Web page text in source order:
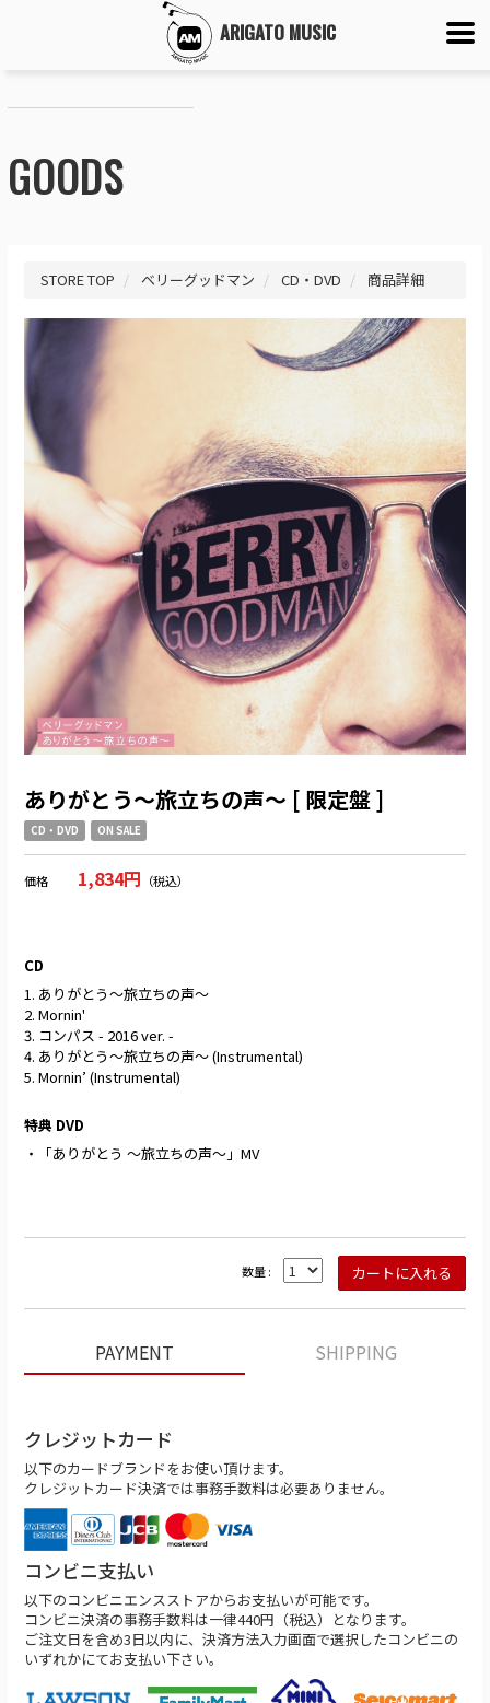
ARIGATO MUSIC
GOODS
STORE TOP ベリーグッドマン CD・DVD 商品詳細
ありがとう〜旅立ちの声〜 [ 限定盤 ]
CD・DVD ON SALE
価格 1,834円 （税込）
CD
1. ありがとう〜旅立ちの声〜
2. Mornin'
3. コンパス - 2016 ver. -
4. ありがとう～旅立ちの声～ (Instrumental)
5. Mornin’ (Instrumental)
特典 DVD
・「ありがとう 〜旅立ちの声〜」MV
数量 :
PAYMENT SHIPPING
クレジットカード
以下のカードブランドをお使い頂けます。
クレジットカード決済では事務手数料は必要ありません。
コンビニ支払い
以下のコンビニエンスストアからお支払いが可能です。
コンビニ決済の事務手数料は一律440円（税込）となります。
ご注文日を含め3日以内に、決済方法入力画面で選択したコンビニの
いずれかにてお支払い下さい。